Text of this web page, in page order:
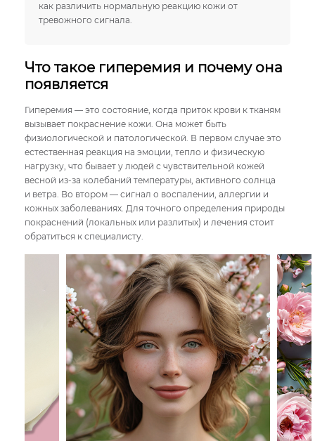
как различить нормальную реакцию кожи от
тревожного сигнала.
Что такое гиперемия и почему она
появляется
Гиперемия — это состояние, когда приток крови к тканям
вызывает покраснение кожи. Она может быть
физиологической и патологической. В первом случае это
естественная реакция на эмоции, тепло и физическую
нагрузку, что бывает у людей с чувствительной кожей
весной из-за колебаний температуры, активного солнца
и ветра. Во втором — сигнал о воспалении, аллергии и
кожных заболеваниях. Для точного определения природы
покраснений (локальных или разлитых) и лечения стоит
обратиться к специалисту.